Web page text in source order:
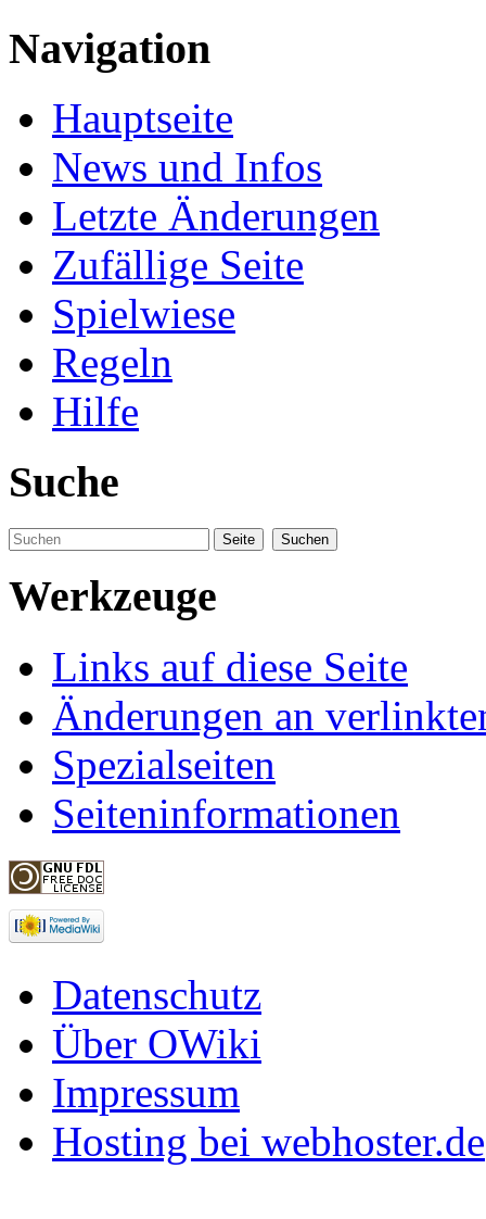
Navigation
Hauptseite
News und Infos
Letzte Änderungen
Zufällige Seite
Spielwiese
Regeln
Hilfe
Suche
Werkzeuge
Links auf diese Seite
Änderungen an
Spezialseiten
Seiteninformationen
Datenschutz
Über OWiki
Impressum
Hosting bei webhoster.de